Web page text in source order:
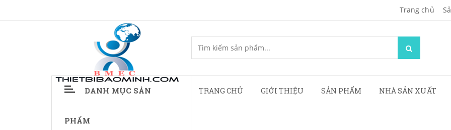
Trang chủ
DANH MỤC SẢN
PHẨM
TRANG CHỦ GIỚI THIỆU SẢN PHẨM NHÀ SẢN XUẤT